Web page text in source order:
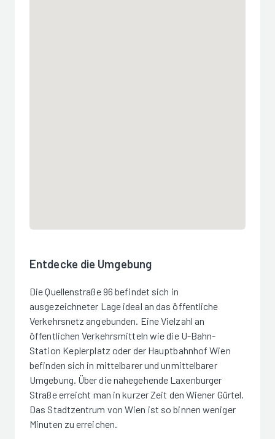
Entdecke die Umgebung
Die Quellenstraße 96 befindet sich in
ausgezeichneter Lage ideal an das öffentliche
Verkehrsnetz angebunden. Eine Vielzahl an
öffentlichen Verkehrsmitteln wie die U-Bahn-
Station Keplerplatz oder der Hauptbahnhof Wien
befinden sich in mittelbarer und unmittelbarer
Umgebung. Über die nahegehende Laxenburger
Straße erreicht man in kurzer Zeit den Wiener Gürtel.
Das Stadtzentrum von Wien ist so binnen weniger
Minuten zu erreichen.